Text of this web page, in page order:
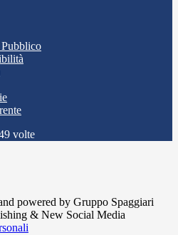
volte
powered by Gruppo Spaggiari
& New Social Media